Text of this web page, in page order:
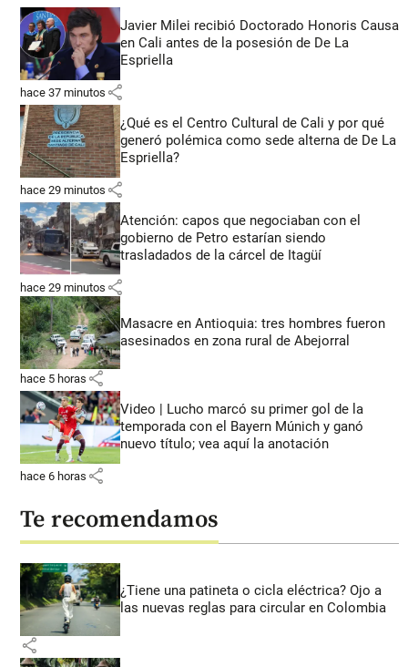
Javier Milei recibió Doctorado Honoris Causa
en Cali antes de la posesión de De La
Espriella
hace 37 minutos share
¿Qué es el Centro Cultural de Cali y por qué
generó polémica como sede alterna de De La
Espriella?
hace 29 minutos share
Atención: capos que negociaban con el
gobierno de Petro estarían siendo
trasladados de la cárcel de Itagüí
hace 29 minutos share
Masacre en Antioquia: tres hombres fueron
asesinados en zona rural de Abejorral
hace 5 horas share
Video | Lucho marcó su primer gol de la
temporada con el Bayern Múnich y ganó
nuevo título; vea aquí la anotación
hace 6 horas share
Te recomendamos
¿Tiene una patineta o cicla eléctrica? Ojo a
las nuevas reglas para circular en Colombia
share